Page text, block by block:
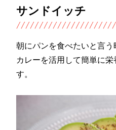
サンドイッチ
朝にパンを食べたいと言う
カレーを活用して簡単に
す。